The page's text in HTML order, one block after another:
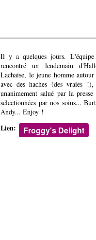
Il y a quelques jours.
rencontré un lendemain
Lachaise, le jeune homme
avec des haches (des vraies
unanimement salué par la
sélectionnées par nos soins...
Andy... Enjoy !
Lien: Froggy's Delight